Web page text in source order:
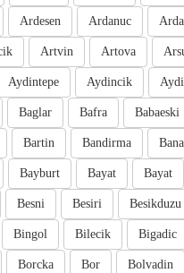
Ardanuc
Ardesen
Artova
Artvin
Aydincik
Aydintepe
Babaeski
Bafra
Baglar
Bandirma
Bartin
Bayat
Bayat
Bayburt
Besikduzu
Besiri
Besni
Bigadic
Bilecik
Bingol
Bolvadin
Bor
Borcka